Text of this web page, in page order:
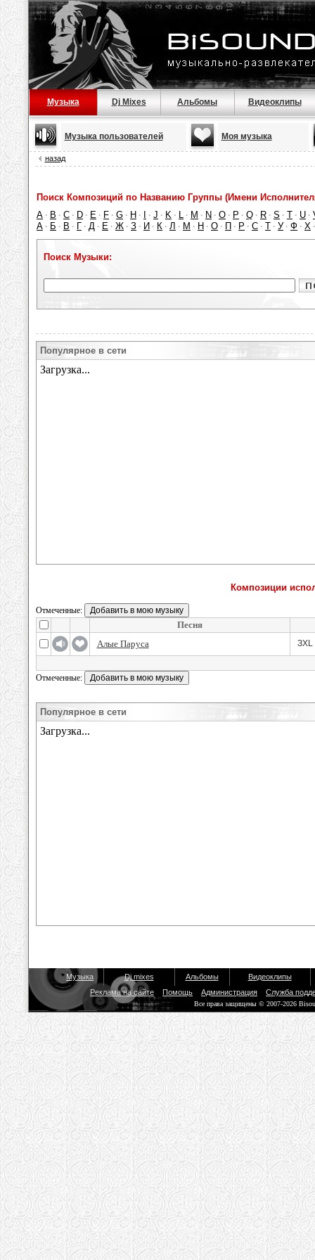
Музыка Dj Mixes Альбомы Видеоклипы
Музыка пользователей Моя музыка
назад
Поиск Композиций по Названию Группы (Имени
A · B · C · D · E · F · G · H · · J · K · L · M · N · O · P · Q · R · S · T · U ·
А · Б · В · Г · Д · Е · Ж · З · И · К · Л · М · Н · О · П · Р · С · Т · У · Ф · Х
Поиск Музыки:
Популярное в сети
Композиции
Отмеченные:
Песня
Алые Паруса
ЗXL
Отмеченные:
Популярное в сети
Музыка Dj mixes Альбомы
Видеоклипы
Реклама на сайте
Помощь Администрация Служба
Все права защищены © 2007-2026